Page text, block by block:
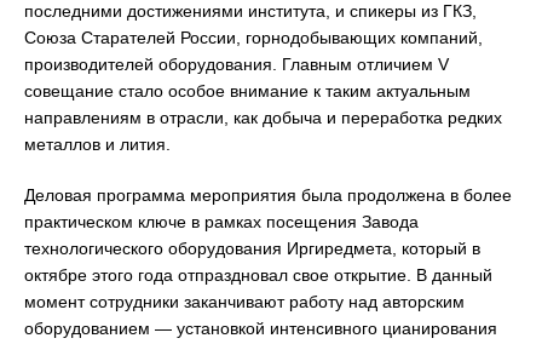
последними достижениями института, и спикеры из ГКЗ,
Союза Старателей России, горнодобывающих компаний,
производителей оборудования. Главным отличием V
совещание стало особое внимание к таким актуальным
направлениям в отрасли, как добыча и переработка редких
металлов и лития.
Деловая программа мероприятия была продолжена в более
практическом ключе в рамках посещения Завода
технологического оборудования Иргиредмета, который в
октябре этого года отпраздновал свое открытие. В данный
момент сотрудники заканчивают работу над авторским
оборудованием — установкой интенсивного цианирования